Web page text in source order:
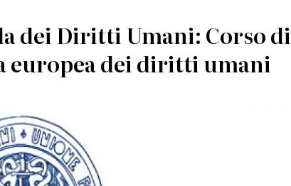
dei Diritti Umani: Corso di
europea dei diritti umani